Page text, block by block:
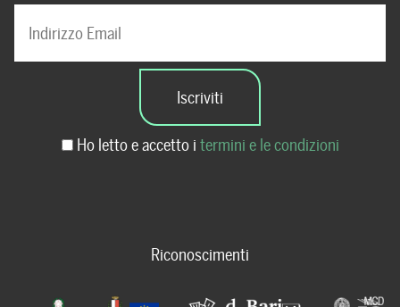
Ho letto e accetto i termini e le condizioni
Riconoscimenti